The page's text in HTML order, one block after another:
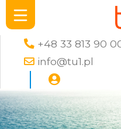
+48 33 813 90
info@tu1.pl